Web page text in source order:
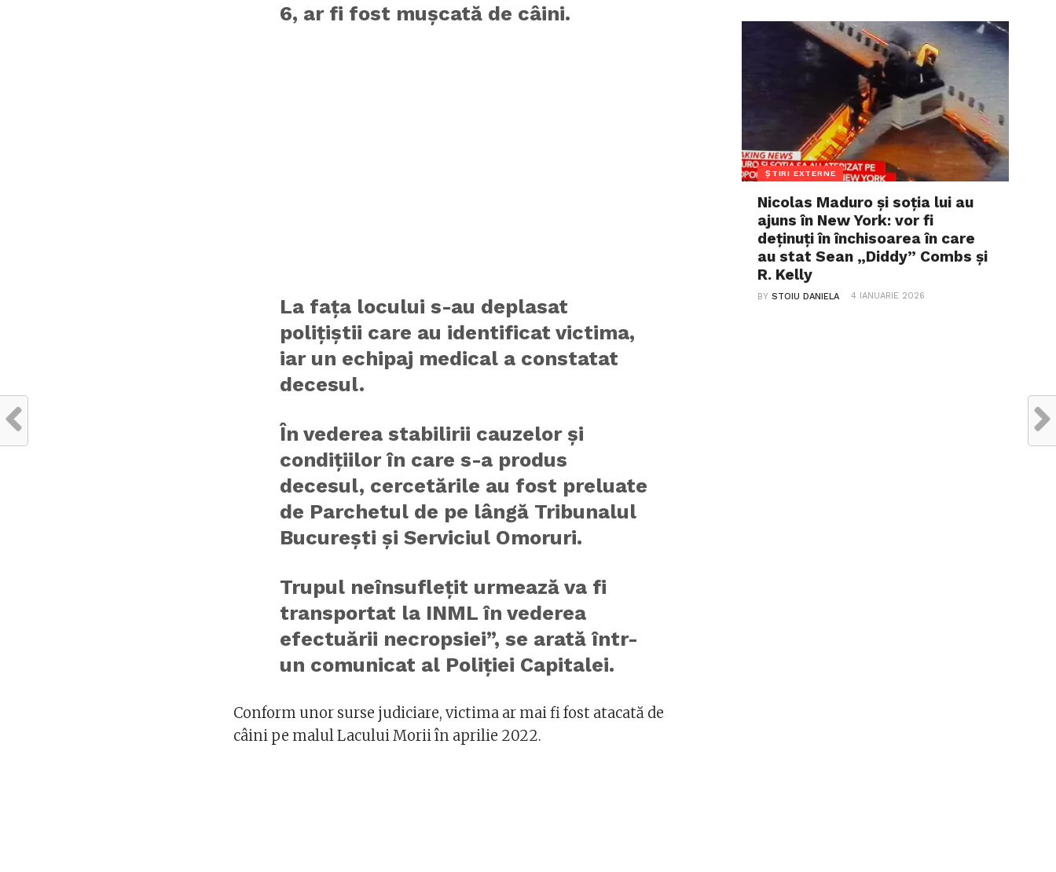
6, ar fi fost mușcată de câini.
La fața locului s-au deplasat
polițiștii care au identificat victima,
iar un echipaj medical a constatat
decesul.
În vederea stabilirii cauzelor și
condițiilor în care s-a produs
decesul, cercetările au fost preluate
de Parchetul de pe lângă Tribunalul
București și Serviciul Omoruri.
Trupul neînsuflețit urmează va fi
transportat la INML în vederea
efectuării necropsiei”, se arată într-
un comunicat al Poliţiei Capitalei.
Conform unor surse judiciare, victima ar mai fi fost atacată de
câini pe malul Lacului Morii în aprilie 2022.
ȘTIRI EXTERNE
Nicolas Maduro și soția lui au
ajuns în New York: vor fi
deținuți în închisoarea în care
au stat Sean „Diddy” Combs și
R. Kelly
BYSTOIU DANIELA 4 IANUARIE 2026